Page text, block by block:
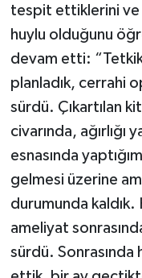
tespit ettiklerini ve
huylu olduğunu
devam etti:
planladık, cerrahi
sürdü. Çıkartılan
civarında, ağırlığı
esnasında
gelmesi üzerine
durumunda kaldık.
ameliyat
sürdü. Sonrasında